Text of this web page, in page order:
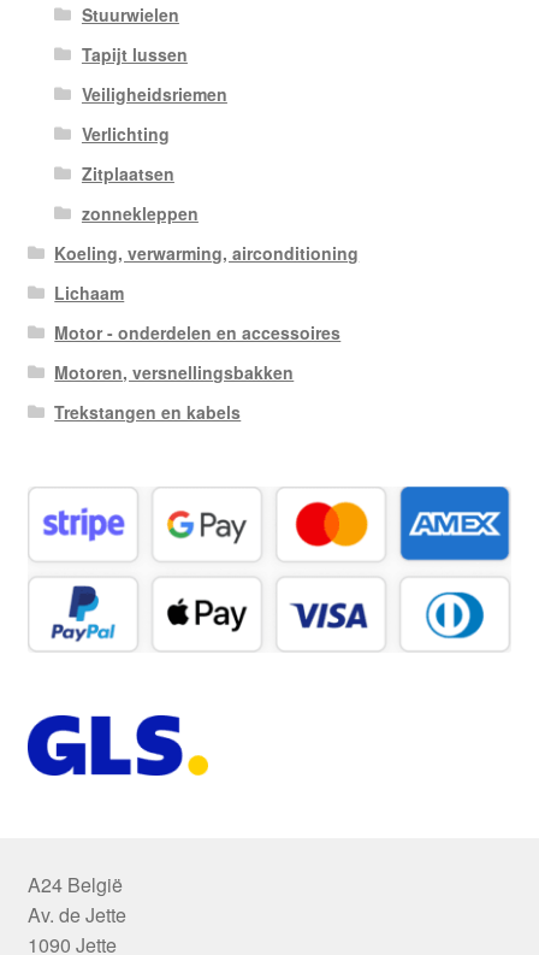
Stuurwielen
Tapijt lussen
Veiligheidsriemen
Verlichting
Zitplaatsen
zonnekleppen
Koeling, verwarming, airconditioning
Lichaam
Motor - onderdelen en accessoires
Motoren, versnellingsbakken
Trekstangen en kabels
A24 België
Av. de Jette
1090 Jette